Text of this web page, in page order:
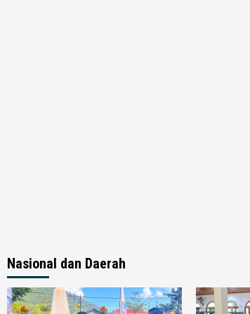
Nasional dan Daerah